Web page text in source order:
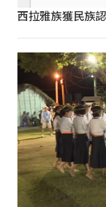
西拉雅族獲民族